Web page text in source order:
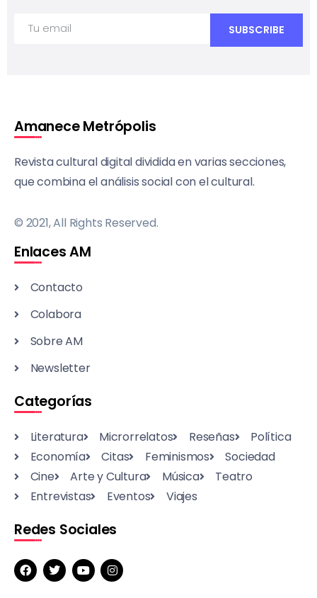
Amanece Metrópolis
Revista cultural digital dividida en varias secciones,
que combina el análisis social con el cultural.
© 2021, All Rights Reserved.
Enlaces AM
Contacto
Colabora
Sobre AM
Newsletter
Categorías
Literatura Microrrelatos Reseñas
Política
Economía
Citas Feminismos
Sociedad
Cine
Arte y Cultura Música
Teatro
Entrevistas
Eventos Viajes
Redes Sociales